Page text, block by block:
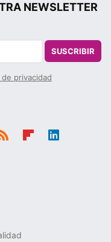
NEWSLETTER
SUSCRIBIR
privacidad